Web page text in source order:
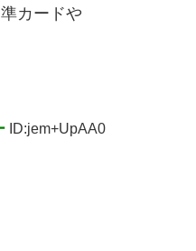
カードや
ID:jem+UpAA0